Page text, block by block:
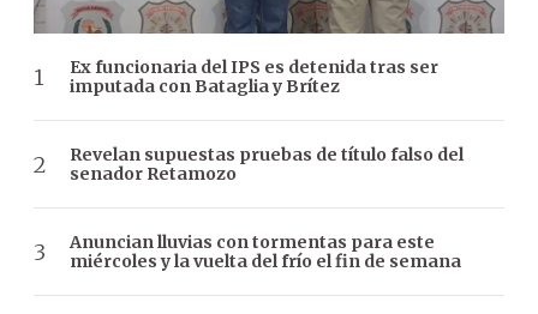
Ex funcionaria del IPS es detenida tras ser
imputada con Bataglia y Brítez
Revelan supuestas pruebas de título falso del
senador Retamozo
Anuncian lluvias con tormentas para este
miércoles y la vuelta del frío el fin de semana